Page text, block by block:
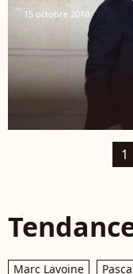
15 octobre 2010
1
Marc Lavoine